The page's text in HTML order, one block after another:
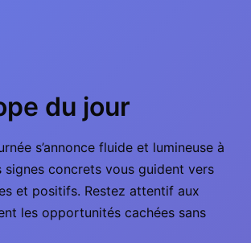
du jour
s’annonce fluide et lumineuse à
signes concrets vous guident vers
et positifs. Restez attentif aux
les opportunités cachées sans